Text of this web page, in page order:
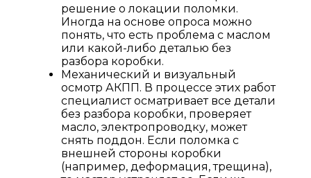
решение о локации поломки.
Иногда на основе опроса можно
понять, что есть проблема с маслом
или какой-либо деталью без
разбора коробки.
Механический и визуальный
осмотр АКПП. В процессе этих работ
специалист осматривает все детали
без разбора коробки, проверяет
масло, электропроводку, может
снять поддон. Если поломка с
внешней стороны коробки
(например, деформация, трещина),